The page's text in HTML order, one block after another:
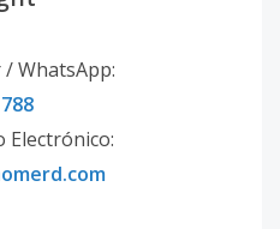
/ WhatsApp:
Electrónico: